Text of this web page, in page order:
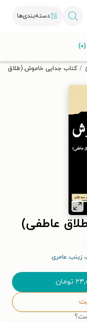
دسته‌بندی‌ها
کتاب جدایی خاموش (طلاق
عاطفی)
، زینب عامری
تومان